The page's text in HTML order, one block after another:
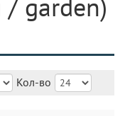
/ garden)
Кол-во